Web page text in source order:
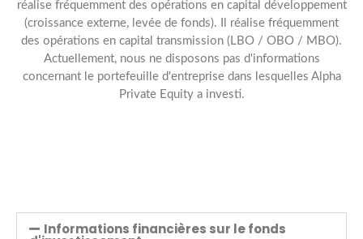
réalise fréquemment des opérations en capital développement
(croissance externe, levée de fonds). Il réalise fréquemment
des opérations en capital transmission (LBO / OBO / MBO).
Actuellement, nous ne disposons pas d'informations
concernant le portefeuille d'entreprise dans lesquelles Alpha
Private Equity a investi.
Informations financières sur le fonds